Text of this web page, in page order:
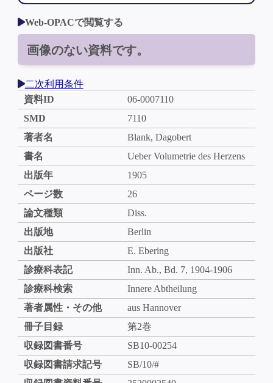
Web-OPACで閲覧する
画像のない資料です。
二次利用条件
資料ID
06-0007110
SMD
7110
著者名
Blank, Dagobert
書名
Ueber Volumetrie des Herzens
出版年
1905
ページ数
26
論文種類
Diss.
出版地
Berlin
出版社
E. Ebering
診療科表記
Inn. Ab., Bd. 7, 1904-1906
診療科検索
Innere Abtheilung
著者属性・その他
aus Hannover
冊子目録
第2巻
収録図書番号
SB10-00254
収録図書請求記号
SB/10/#